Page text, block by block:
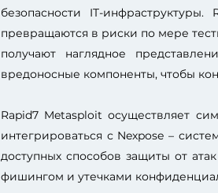
безопасности IT-
превращаются в риски по мере
получают наглядное
вредоносные компоненты, чтобы
Rapid7 Metasploit осуществляет
интегрироваться с Nexpose –
доступных способов защиты от
фишингом и утечками